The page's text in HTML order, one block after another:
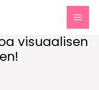
visuaalisen